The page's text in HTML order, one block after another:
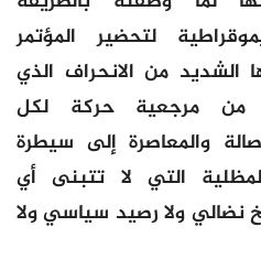
لتحضير المؤتمر
الشديد من الانحراف الذي
من مرجعية حركة لكل
والمعاصرة إلى سيطرة
التي لا تتبنى أي
نضالي ولا رصيد سياسي ولا